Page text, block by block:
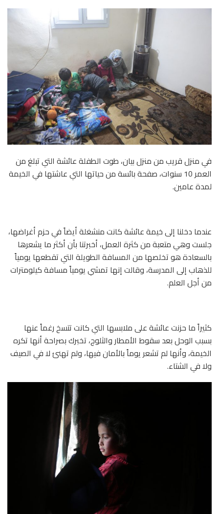
في منزل قريب من منزل بيان، طوت الطفلة عائشة التي تبلغ من
العمر 10 سنوات، صفحة بائسة من حياتها التي عاشتها في الخيمة
لمدة عامين.
عندما دخلنا إلى خيمة عائشة كانت منشغلة أيضاً في حزم أغراضها،
جلست وهي متعبة من كثرة العمل، أخبرتنا بأن أكثر ما يشعرها
بالسعادة هو تخلصها من المسافة الطويلة التي تقطعها يومياً
للذهاب إلى المدرسة، وقالت إنها تمشي يومياً مسافة كيلومترات
من أجل العلم.
كثيراً ما حزنت عائشة على ملابسها التي كانت تتسخ رغماً عنها
بسبب الوحل بعد سقوط الأمطار والثلوج، تخبرك بصراحة أنها تكره
الخيمة، وأنها لم تشعر يوماً بالأمان فيها، ولم تهنئ لا في الصيف
ولا في الشتاء.